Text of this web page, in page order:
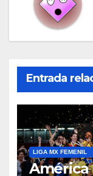
Entrada
LIGA MX FEMENIL
América